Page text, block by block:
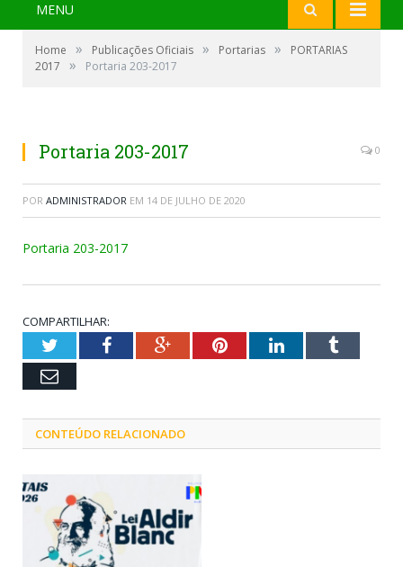
MENU
Home » Publicações Oficiais » Portarias »
PORTARIAS
2017
» Portaria 203-2017
Portaria 203-2017 0
POR ADMINISTRADOR EM 14 DE JULHO DE 2020
Portaria 203-2017
COMPARTILHAR:
TwitterFacebookGoogle+PinterestLinkedInTumblr
Email
CONTEÚDO RELACIONADO